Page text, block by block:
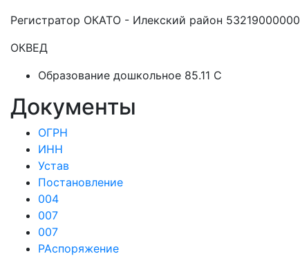
Регистратор ОКАТО - Илекский район 53219000000
ОКВЕД
Образование дошкольное 85.11 C
Документы
ОГРН
ИНН
Устав
Постановление
004
007
007
РАспоряжение